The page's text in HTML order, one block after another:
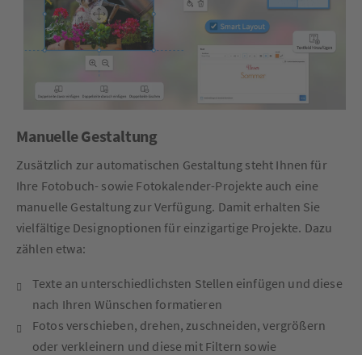
Manuelle Gestaltung
Zusätzlich zur automatischen Gestaltung steht Ihnen für
Ihre Fotobuch- sowie Fotokalender-Projekte auch eine
manuelle Gestaltung zur Verfügung. Damit erhalten Sie
vielfältige Designoptionen für einzigartige Projekte. Dazu
zählen etwa:
Texte an unterschiedlichsten Stellen einfügen und diese
nach Ihren Wünschen formatieren
Fotos verschieben, drehen, zuschneiden, vergrößern
oder verkleinern und diese mit Filtern sowie